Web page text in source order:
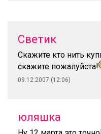
Светик
Скажите кто нить
скажите пожалуйста!
09.12.2007 (12:06)
юляшка